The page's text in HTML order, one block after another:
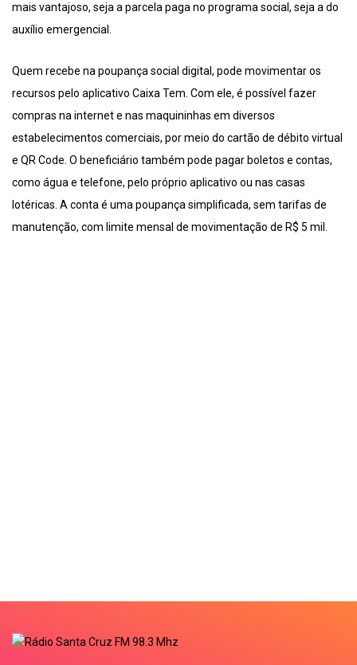
mais vantajoso, seja a parcela paga no programa social, seja a do
auxílio emergencial.
Quem recebe na poupança social digital, pode movimentar os
recursos pelo aplicativo Caixa Tem. Com ele, é possível fazer
compras na internet e nas maquininhas em diversos
estabelecimentos comerciais, por meio do cartão de débito virtual
e QR Code. O beneficiário também pode pagar boletos e contas,
como água e telefone, pelo próprio aplicativo ou nas casas
lotéricas. A conta é uma poupança simplificada, sem tarifas de
manutenção, com limite mensal de movimentação de R$ 5 mil.